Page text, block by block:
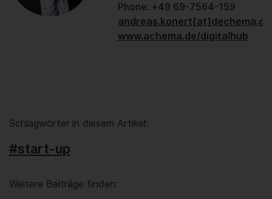
Phone: +49 69-7564-159
andreas.konert[at]dechema.de
www.achema.de/digitalhub
Schlagwörter in diesem Artikel:
#start-up
Weitere Beiträge finden: